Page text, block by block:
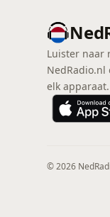
Luister naar
elk apparaat.
© 2026